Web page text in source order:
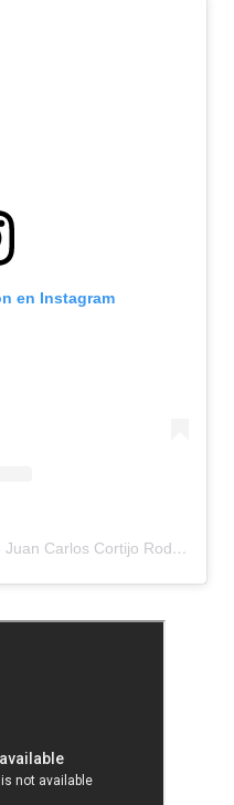
en Instagram
Una publicación compartida de Juan Carlos Cortijo Rodriguez (@corti_rock)